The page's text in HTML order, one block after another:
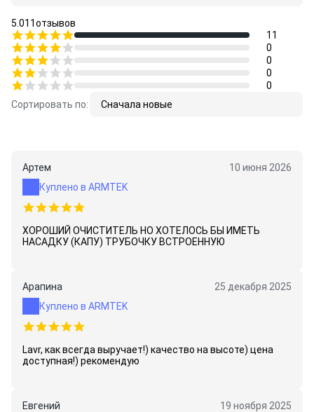
5.011отзывов
11
0
0
0
0
Сортировать по:
Сначала новые
Артем
10 июня 2026
Куплено в ARMTEK
ХОРОШИЙ ОЧИСТИТЕЛЬ НО ХОТЕЛОСЬ БЫ ИМЕТЬ
НАСАДКУ (КАПУ) ТРУБОЧКУ ВСТРОЕННУЮ
Арапина
25 декабря 2025
Куплено в ARMTEK
Lavr, как всегда выручает!) качество на высоте) цена
доступная!) рекомендую
Евгений
19 ноября 2025